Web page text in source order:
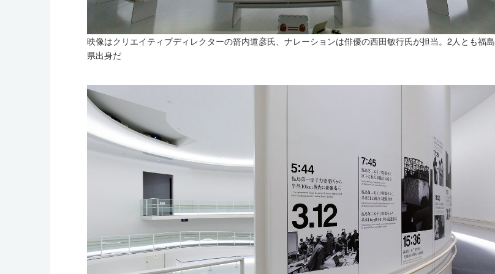
映像はクリエイティブディレクターの箭内道彦氏、ナレーションは俳優の西田敏行氏が担当。2人とも福島
県出身だ